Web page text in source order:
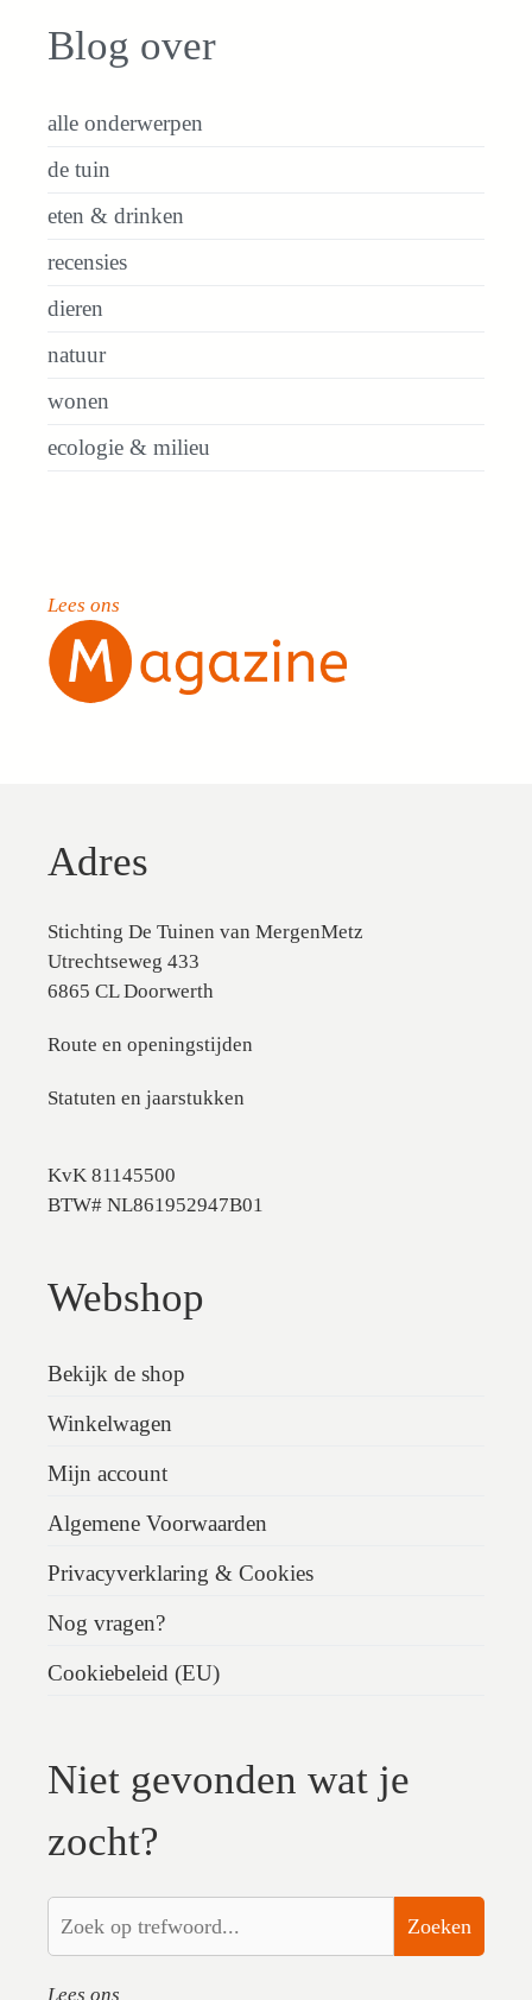
Blog over
alle onderwerpen
de tuin
eten & drinken
recensies
dieren
natuur
wonen
ecologie & milieu
Lees ons
Adres
Stichting De Tuinen van MergenMetz
Utrechtseweg 433
6865 CL Doorwerth
Route en openingstijden
Statuten en jaarstukken
KvK 81145500
BTW# NL861952947B01
Webshop
Bekijk de shop
Winkelwagen
Mijn account
Algemene Voorwaarden
Privacyverklaring & Cookies
Nog vragen?
Cookiebeleid (EU)
Niet gevonden wat je
zocht?
Zoeken
Lees ons